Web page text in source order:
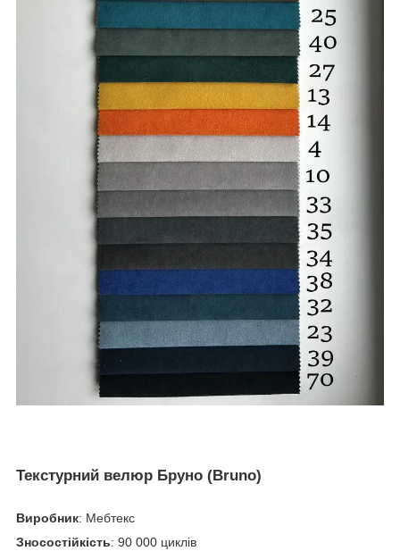
Текстурний велюр Бруно (Bruno)
Виробник: Мебтекс
Зносостійкість: 90 000 циклів